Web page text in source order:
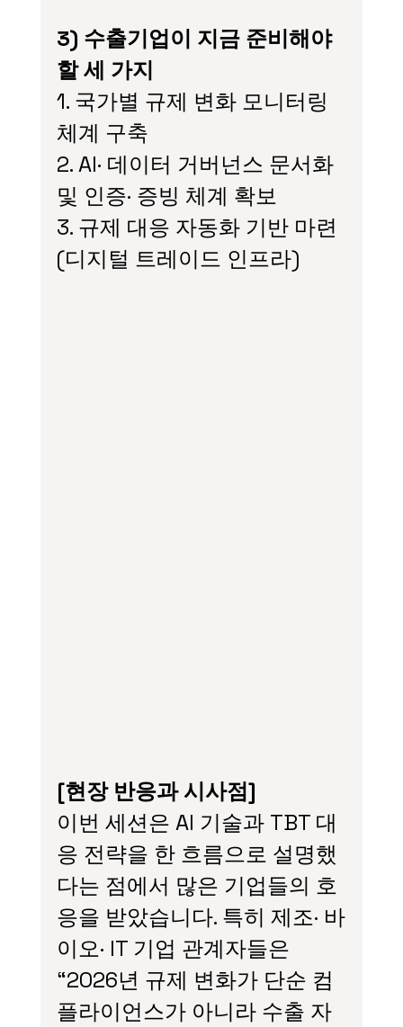
3) 수출기업이 지금 준비해야
할 세 가지
1. 국가별 규제 변화 모니터링
체계 구축
2. AI· 데이터 거버넌스 문서화
및 인증· 증빙 체계 확보
3. 규제 대응 자동화 기반 마련
(디지털 트레이드 인프라)
[현장 반응과 시사점]
이번 세션은 AI 기술과 TBT 대
응 전략을 한 흐름으로 설명했
다는 점에서 많은 기업들의 호
응을 받았습니다. 특히 제조· 바
이오· IT 기업 관계자들은
“2026년 규제 변화가 단순 컴
플라이언스가 아니라 수출 자